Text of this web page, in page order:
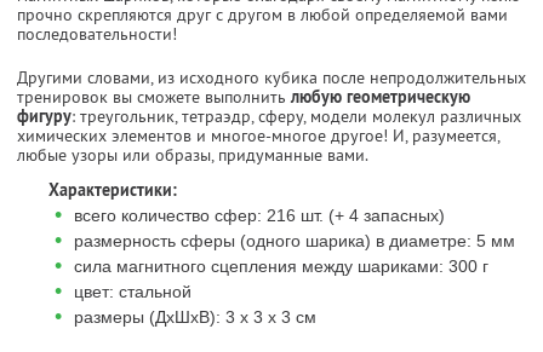
прочно скрепляются друг с другом в любой определяемой вами
последовательности!
Другими словами, из исходного кубика после непродолжительных
тренировок вы сможете выполнитьлюбую геометрическую
фигуру: треугольник, тетраэдр, сферу, модели молекул различных
химических элементов и многое-многое другое! И, разумеется,
любые узоры или образы, придуманные вами.
Характеристики:
• всего количество сфер: 216 шт. (+ 4 запасных)
• размерность сферы (одного шарика) в диаметре: 5 мм
• сила магнитного сцепления между шариками: 300 г
• цвет: стальной
• размеры (ДхШхВ): 3 х 3 х 3 см